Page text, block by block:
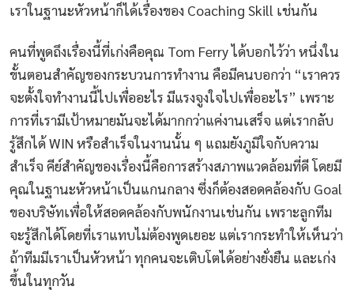
เราในฐานะหัวหน้าก็ได้เรื่องของ Coaching Skill เช่นกัน
คนที่พูดถึงเรื่องนี้ที่เก่งคือคุณ Tom Ferry ได้บอกไว้ว่า หนึ่งใน
ขั้นตอนสำคัญของกระบวนการทำงาน คือมีคนบอกว่า “เราควร
จะตั้งใจทำงานนี้ไปเพื่ออะไร มีแรงจูงใจไปเพื่ออะไร” เพราะ
การที่เรามีเป้าหมายมันจะได้มากกว่าแค่งานเสร็จ แต่เรากลับ
รู้สึกได้ WIN หรือสำเร็จในงานนั้น ๆ แถมยังภูมิใจกับความ
สำเร็จ คีย์สำคัญของเรื่องนี้คือการสร้างสภาพแวดล้อมที่ดี โดยมี
คุณในฐานะหัวหน้าเป็นแกนกลาง ซึ่งก็ต้องสอดคล้องกับ Goal
ของบริษัทเพื่อให้สอดคล้องกับพนักงานเช่นกัน เพราะลูกทีม
จะรู้สึกได้โดยที่เราแทบไม่ต้องพูดเยอะ แต่เรากระทำให้เห็นว่า
ถ้าทีมมีเราเป็นหัวหน้า ทุกคนจะเติบโตได้อย่างยั่งยืน และเก่ง
ขึ้นในทุกวัน